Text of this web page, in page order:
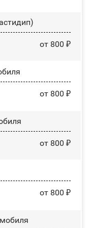
от 800 ₽
от 800 ₽
от 800 ₽
от 800 ₽